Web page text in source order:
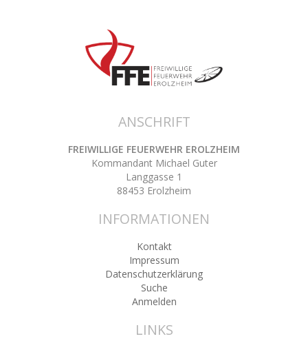
ANSCHRIFT
FREIWILLIGE FEUERWEHR EROLZHEIM
Kommandant Michael Guter
Langgasse 1
88453 Erolzheim
INFORMATIONEN
Kontakt
Impressum
Datenschutzerklärung
Suche
Anmelden
LINKS